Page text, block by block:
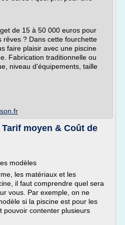
de 15 à 50 000 euros pour
rêves ? Dans cette fourchette
faire plaisir avec une piscine
Fabrication traditionnelle ou
niveau d'équipements, taille
moyen & Coût de
modèles
les matériaux et les
il faut comprendre quel sera
vous. Par exemple, on ne
si la piscine est pour les
pouvoir contenter plusieurs